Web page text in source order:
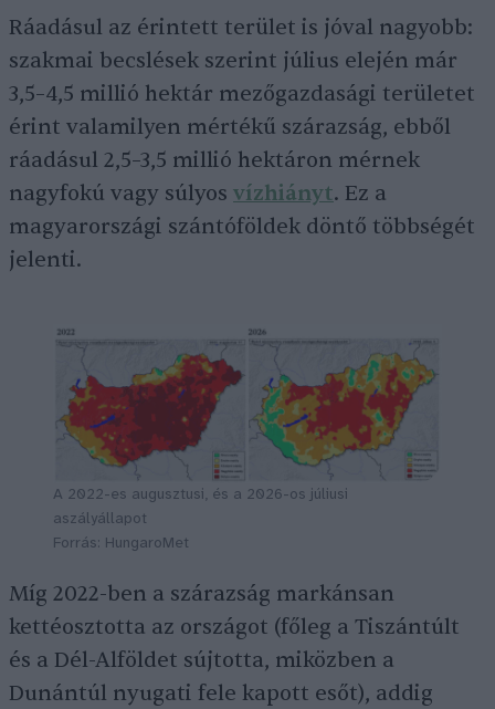
Ráadásul az érintett terület is jóval nagyobb:
szakmai becslések szerint július elején már
3,5–4,5 millió hektár mezőgazdasági területet
érint valamilyen mértékű szárazság, ebből
ráadásul 2,5–3,5 millió hektáron mérnek
nagyfokú vagy súlyos vízhiányt. Ez a
magyarországi szántóföldek döntő többségét
jelenti.
A 2022-es augusztusi, és a 2026-os júliusi
aszályállapot
Forrás: HungaroMet
Míg 2022-ben a szárazság markánsan
kettéosztotta az országot (főleg a Tiszántúlt
és a Dél-Alföldet sújtotta, miközben a
Dunántúl nyugati fele kapott esőt), addig